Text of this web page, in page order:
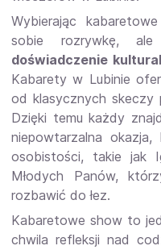
Wybierając
sobie rozrywkę,
doświadczenie
Kabarety w Lubinie
od klasycznych skeczy
Dzięki temu każdy
niepowtarzalna
osobistości, takie jak
Młodych Panów,
rozbawić do łez.
Kabaretowe show to
chwila refleksji nad